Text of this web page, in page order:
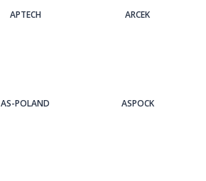
APTECH ARCEK
AS-POLAND ASPOCK